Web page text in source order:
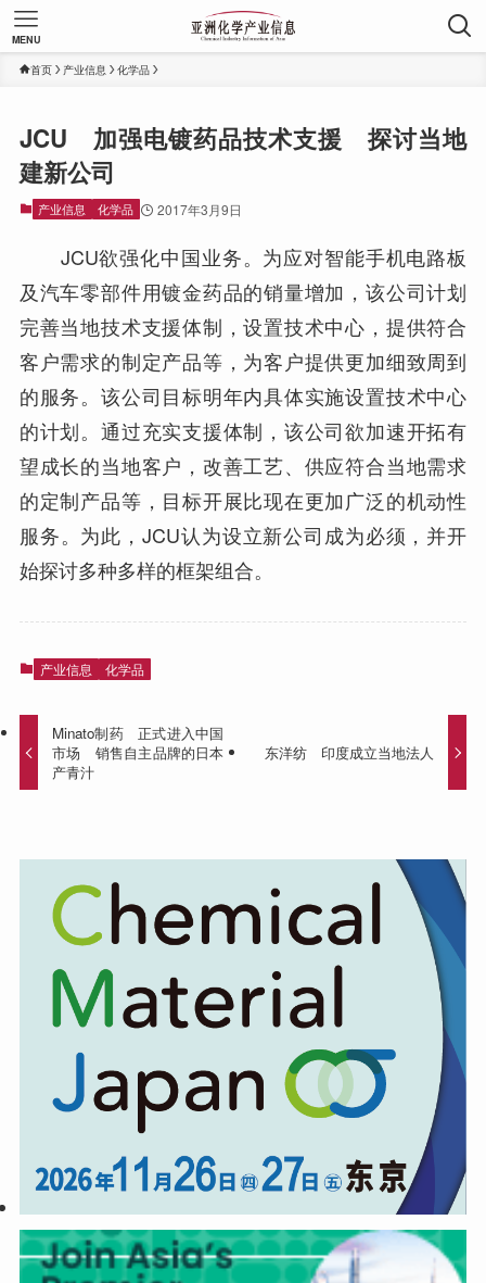
MENU
首页 产业信息 化学品
JCU 加强电镀药品技术支援 探讨当地
建新公司
产业信息 化学品 2017年3月9日
JCU欲强化中国业务。为应对智能手机电路板
及汽车零部件用镀金药品的销量增加，该公司计划
完善当地技术支援体制，设置技术中心，提供符合
客户需求的制定产品等，为客户提供更加细致周到
的服务。该公司目标明年内具体实施设置技术中心
的计划。通过充实支援体制，该公司欲加速开拓有
望成长的当地客户，改善工艺、供应符合当地需求
的定制产品等，目标开展比现在更加广泛的机动性
服务。为此，JCU认为设立新公司成为必须，并开
始探讨多种多样的框架组合。
产业信息 化学品
Minato制药 正式进入中国
市场 销售自主品牌的日本
产青汁
东洋纺 印度成立当地法人